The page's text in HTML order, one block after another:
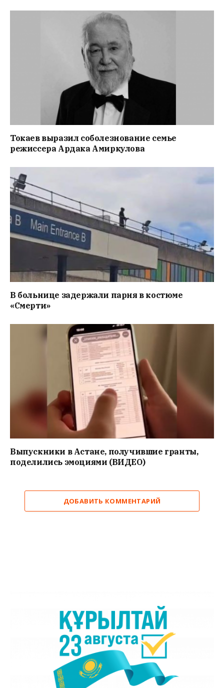
Токаев выразил соболезнование семье
режиссера Ардака Амиркулова
В больнице задержали парня в костюме
«Смерти»
Выпускники в Астане, получившие гранты,
поделились эмоциями (ВИДЕО)
ДОБАВИТЬ КОММЕНТАРИЙ